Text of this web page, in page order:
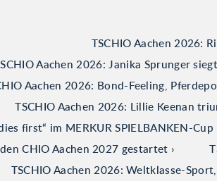
TSCHIO Aachen 2026:
Aachen 2026: Janika Sprunger
Aachen 2026: Bond-Feeling,
TSCHIO Aachen 2026: Lillie Keenan
first“ im MERKUR SPIELBANKEN-Cup
CHIO Aachen 2027 gestartet
TSCHIO Aachen 2026: Weltklasse-